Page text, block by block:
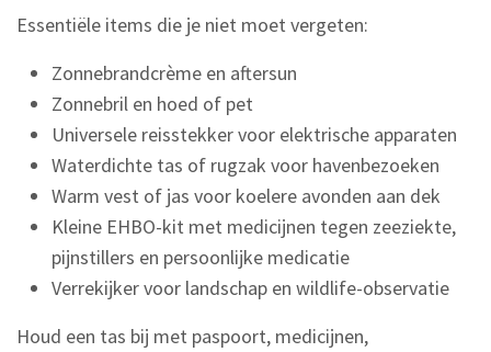
Essentiële items die je niet moet vergeten:
Zonnebrandcrème en aftersun
Zonnebril en hoed of pet
Universele reisstekker voor elektrische apparaten
Waterdichte tas of rugzak voor havenbezoeken
Warm vest of jas voor koelere avonden aan dek
Kleine EHBO-kit met medicijnen tegen zeeziekte,
pijnstillers en persoonlijke medicatie
Verrekijker voor landschap en wildlife-observatie
Houd een tas bij met paspoort, medicijnen,